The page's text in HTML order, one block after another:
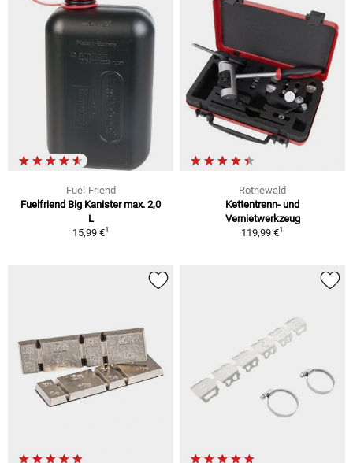
Fuel-Friend
Fuelfriend Big Kanister max. 2,0
L
15,99 €1
Rothewald
Kettentrenn- und
Vernietwerkzeug
119,99 €1